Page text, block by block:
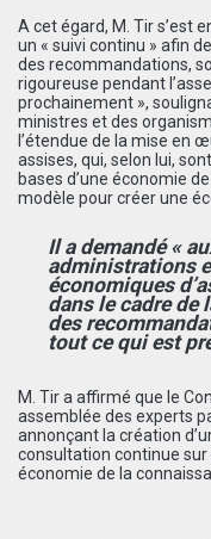
A cet égard, M. Tir s’est
un « suivi continu » afin
des recommandations,
rigoureuse pendant
prochainement »,
ministres et des
l’étendue de la mise en
assises, qui, selon lui,
bases d’une économie
modèle pour créer une
Il a demandé «
administrations
économiques
dans le cadre de
des
tout ce qui est
M. Tir a affirmé que le
assemblée des experts
annonçant la création
consultation continue sur
économie de la